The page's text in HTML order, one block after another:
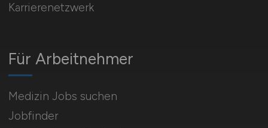
Für Arbeitnehmer
Medizin Jobs suchen
Jobfinder
Karrierenetzwerk